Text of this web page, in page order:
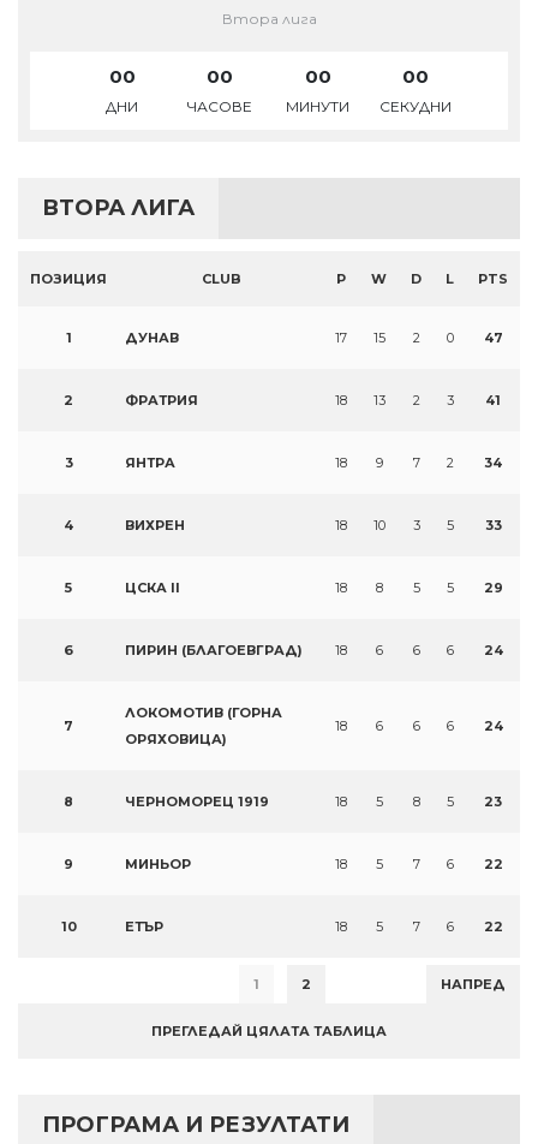
Втора лига
00
ДНИ
00
ЧАСОВЕ
00
МИНУТИ
00
СЕКУДНИ
ВТОРА ЛИГА
ПОЗИЦИЯ CLUB P W D L PTS
1 ДУНАВ 17 15 2 0 47
2 ФРАТРИЯ 18 13 2 3 41
3 ЯНТРА 18 9 7 2 34
4 ВИХРЕН 18 10 3 5 33
5 ЦСКА II 18 8 5 5 29
6 ПИРИН (БЛАГОЕВГРАД) 18 6 6 6 24
7
ЛОКОМОТИВ (ГОРНА
ОРЯХОВИЦА)
18 6 6 6 24
8 ЧЕРНОМОРЕЦ 1919 18 5 8 5 23
9 МИНЬОР 18 5 7 6 22
10 ЕТЪР 18 5 7 6 22
1 2 НАПРЕД
ПРЕГЛЕДАЙ ЦЯЛАТА ТАБЛИЦА
ПРОГРАМА И РЕЗУЛТАТИ